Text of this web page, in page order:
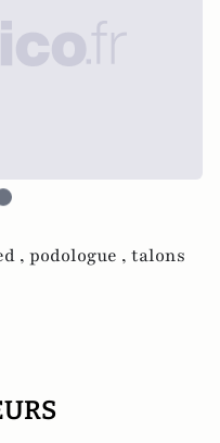
, podologue , talons